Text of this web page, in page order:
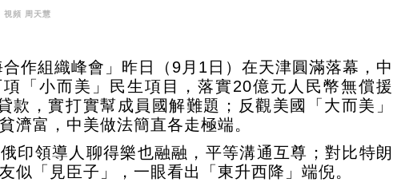
頻 周天慧
合作組織峰會」昨日（9月1日）在天津圓滿落幕，中
項「小而美」民生項目，落實20億元人民幣無償援
款，實打實幫成員國解難題；反觀美國「大而美」
濟富，中美做法簡直各走極端。
印領導人聊得樂也融融，平等溝通互尊；對比特朗
似「見臣子」，一眼看出「東升西降」端倪。